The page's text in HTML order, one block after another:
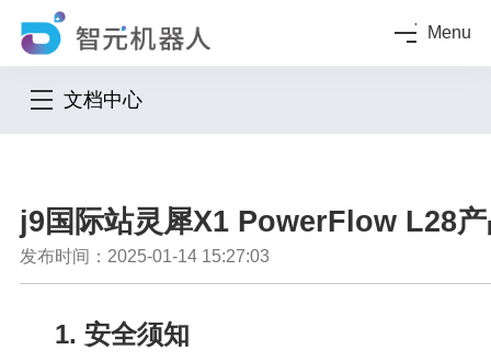
Menu
文档中心
j9国际站灵犀X1 PowerFlow L28
发布时间：2025-01-14 15:27:03
1. 安全须知